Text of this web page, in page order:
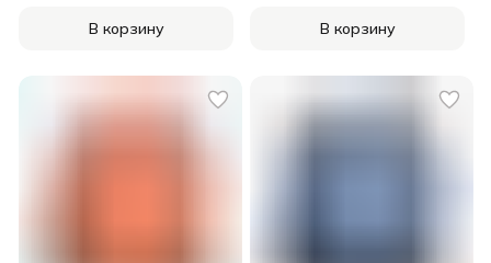
В корзину В корзину